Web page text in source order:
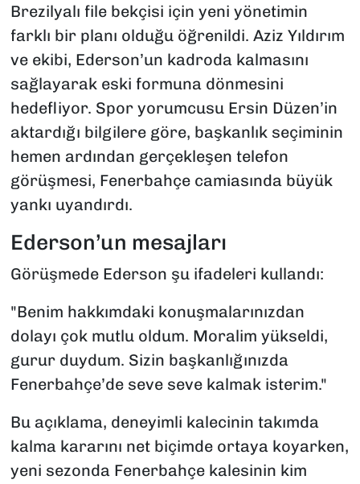
Brezilyalı file bekçisi için yeni yönetimin
farklı bir planı olduğu öğrenildi. Aziz Yıldırım
ve ekibi, Ederson’un kadroda kalmasını
sağlayarak eski formuna dönmesini
hedefliyor. Spor yorumcusu Ersin Düzen’in
aktardığı bilgilere göre, başkanlık seçiminin
hemen ardından gerçekleşen telefon
görüşmesi, Fenerbahçe camiasında büyük
yankı uyandırdı.
Ederson’un mesajları
Görüşmede Ederson şu ifadeleri kullandı:
"Benim hakkımdaki konuşmalarınızdan
dolayı çok mutlu oldum. Moralim yükseldi,
gurur duydum. Sizin başkanlığınızda
Fenerbahçe’de seve seve kalmak isterim."
Bu açıklama, deneyimli kalecinin takımda
kalma kararını net biçimde ortaya koyarken,
yeni sezonda Fenerbahçe kalesinin kim